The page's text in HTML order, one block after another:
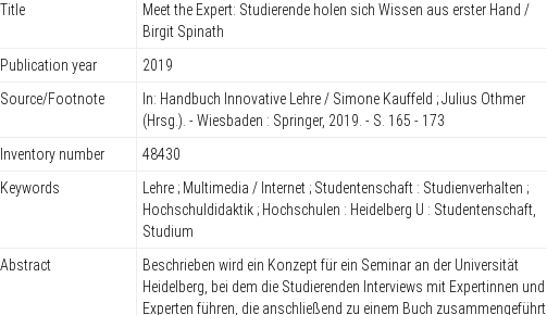
Title
Meet the Expert: Studierende holen sich Wissen aus erster Hand /
Birgit Spinath
Publication year
2019
Source/Footnote
In: Handbuch Innovative Lehre / Simone Kauffeld ; Julius Othmer
(Hrsg.). - Wiesbaden : Springer, 2019. - S. 165 - 173
Inventory number
48430
Keywords
Lehre ; Multimedia / Internet ; Studentenschaft : Studienverhalten ;
Hochschuldidaktik ; Hochschulen : Heidelberg U : Studentenschaft,
Studium
Abstract
Beschrieben wird ein Konzept für ein Seminar an der Universität
Heidelberg, bei dem die Studierenden Interviews mit Expertinnen und
Experten führen, die anschließend zu einem Buch zusammengeführt